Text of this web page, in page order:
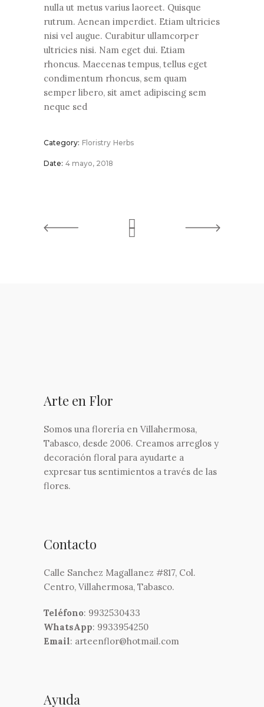
nulla ut metus varius laoreet. Quisque
rutrum. Aenean imperdiet. Etiam ultricies
nisi vel augue. Curabitur ullamcorper
ultricies nisi. Nam eget dui. Etiam
rhoncus. Maecenas tempus, tellus eget
condimentum rhoncus, sem quam
semper libero, sit amet adipiscing sem
neque sed
Category: Floristry Herbs
Date: 4 mayo, 2018
Arte en Flor
Somos una florería en Villahermosa,
Tabasco, desde 2006. Creamos arreglos y
decoración floral para ayudarte a
expresar tus sentimientos a través de las
flores.
Contacto
Calle Sanchez Magallanez #817, Col.
Centro, Villahermosa, Tabasco.
Teléfono: 9932530433
WhatsApp: 9933954250
Email: arteenflor@hotmail.com
Ayuda